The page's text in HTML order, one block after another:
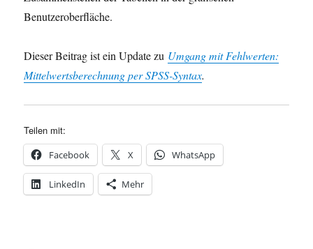
Benutzeroberfläche.
Dieser Beitrag ist ein Update zu Umgang mit Fehlwerten:
Mittelwertsberechnung per SPSS-Syntax.
Teilen mit:
Facebook X WhatsApp
LinkedIn Mehr